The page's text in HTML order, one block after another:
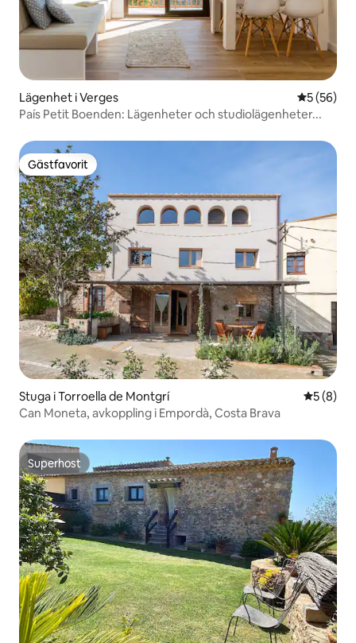
Lägenhet i Verges 5 av 5 i
5 (56)
País Petit Boenden: Lägenheter och studiolägenheter...
Gästfavorit
Gästfavorit
Stuga i Torroella de Montgrí 5 av 5 i
5 (8)
Can Moneta, avkoppling i Empordà, Costa Brava
Superhost
Superhost